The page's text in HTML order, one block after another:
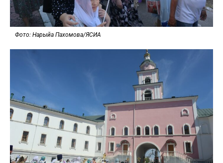
Фото: Нарыйа Пахомова/ЯСИА